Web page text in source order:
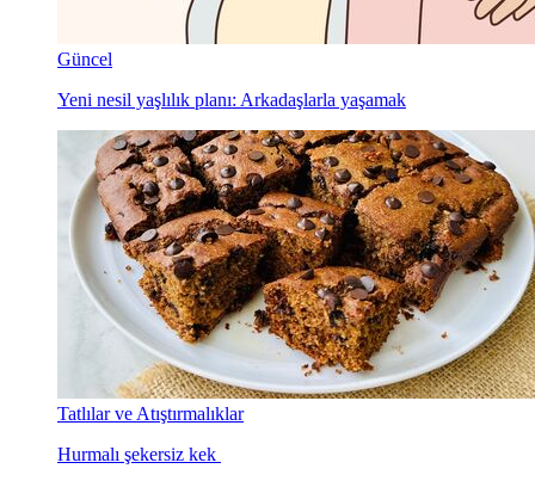
Güncel
Yeni nesil yaşlılık planı: Arkadaşlarla yaşamak
Tatlılar ve Atıştırmalıklar
Hurmalı şekersiz kek